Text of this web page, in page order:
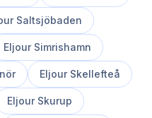
Saltsjöbaden
Eljour Simrishamn
Eljour Skellefteå
Eljour Skurup